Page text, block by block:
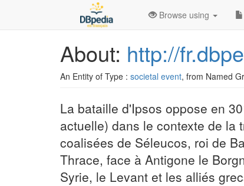
Browse using
About: http://
An Entity of Type : societal event, from Named
La bataille d'Ipsos oppose en
actuelle) dans le contexte de la
coalisées de Séleucos, roi de
Thrace, face à Antigone le
Syrie, le Levant et les alliés